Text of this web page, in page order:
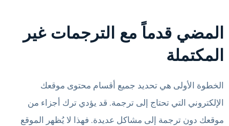
المضي قدماً مع الترجمات غير
المكتملة
الخطوة الأولى هي تحديد جميع أقسام محتوى موقعك
الإلكتروني التي تحتاج إلى ترجمة. قد يؤدي ترك أجزاء من
موقعك دون ترجمة إلى مشاكل عديدة. فهذا لا يُظهر الموقع